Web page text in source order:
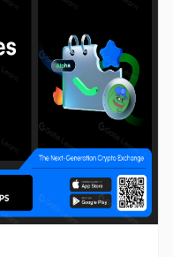
依然處於高位，長期配
重塑交易格局；穩定幣
信貸需求更多回流至穩定
中，資金費率持續為負，
，市場仍在為不確定性
與初請失業金等關鍵
勢及能源供給變化仍可